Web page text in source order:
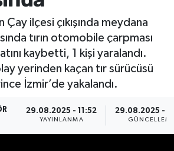
Çay ilçesi çıkışında meydana
tırın otomobile çarpması
kaybetti, 1 kişi yaralandı.
yerinden kaçan tır sürücüsü
İzmir’de yakalandı.
29.08.2025 - 11:52
YAYINLANMA
29.08.2025 -